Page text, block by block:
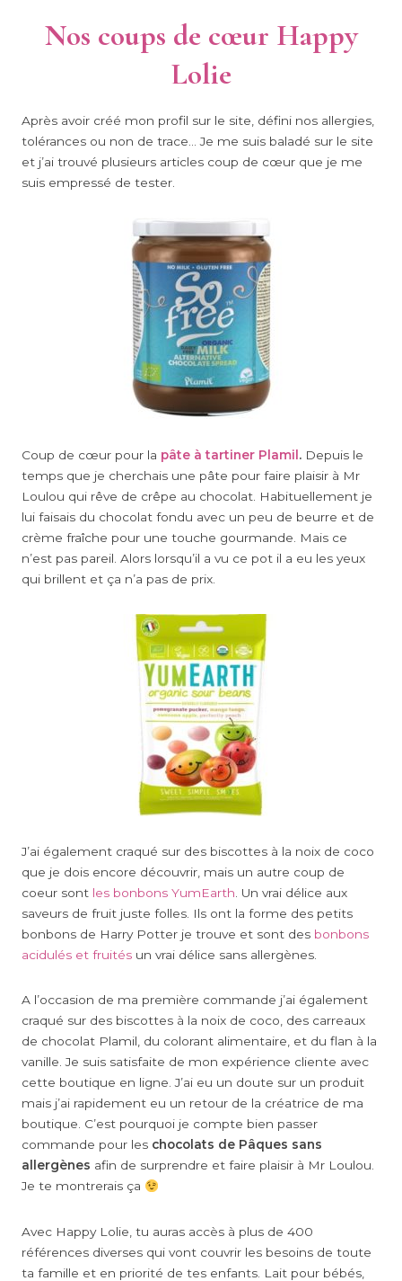
Nos coups de cœur Happy
Lolie
Après avoir créé mon profil sur le site, défini nos allergies,
tolérances ou non de trace… Je me suis baladé sur le site
et j’ai trouvé plusieurs articles coup de cœur que je me
suis empressé de tester.
Coup de cœur pour la pâte à tartiner Plamil . Depuis le
temps que je cherchais une pâte pour faire plaisir à Mr
Loulou qui rêve de crêpe au chocolat. Habituellement je
lui faisais du chocolat fondu avec un peu de beurre et de
crème fraîche pour une touche gourmande. Mais ce
n’est pas pareil. Alors lorsqu’il a vu ce pot il a eu les yeux
qui brillent et ça n’a pas de prix.
J’ai également craqué sur des biscottes à la noix de coco
que je dois encore découvrir, mais un autre coup de
coeur sont les bonbons YumEarth . Un vrai délice aux
saveurs de fruit juste folles. Ils ont la forme des petits
bonbons de Harry Potter je trouve et sont des bonbons
acidulés et fruités un vrai délice sans allergènes.
A l’occasion de ma première commande j’ai également
craqué sur des biscottes à la noix de coco, des carreaux
de chocolat Plamil, du colorant alimentaire, et du flan à la
vanille. Je suis satisfaite de mon expérience cliente avec
cette boutique en ligne. J’ai eu un doute sur un produit
mais j’ai rapidement eu un retour de la créatrice de ma
boutique. C’est pourquoi je compte bien passer
commande pour les chocolats de Pâques sans
allergènes afin de surprendre et faire plaisir à Mr Loulou.
Je te montrerais ça
Avec Happy Lolie, tu auras accès à plus de 400
références diverses qui vont couvrir les besoins de toute
ta famille et en priorité de tes enfants. Lait pour bébés,